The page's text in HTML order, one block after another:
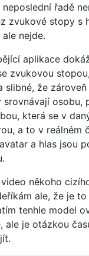
řadě
zvukové stopy s
nejde.
aplikace
zvukovou
slibné, že
srovnávají osobu,
která se v
a to v reálném
a hlas jsou
někoho
ale, že je to
tenhle model
ale je otázkou